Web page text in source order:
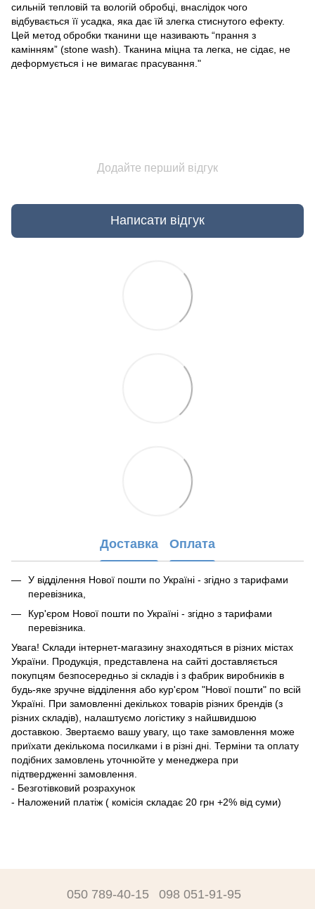
сильній тепловій та вологій обробці, внаслідок чого
відбувається її усадка, яка дає їй злегка стиснутого ефекту.
Цей метод обробки тканини ще називають “прання з
камінням” (stone wash). Тканина міцна та легка, не сідає, не
деформується і не вимагає прасування."
Додайте перший відгук
Написати відгук
Доставка Оплата
У відділення Нової пошти по Україні - згідно з тарифами
перевізника,
Кур'єром Нової пошти по Україні - згідно з тарифами
перевізника.
Увага! Склади інтернет-магазину знаходяться в різних містах
України. Продукція, представлена ​​на сайті доставляється
покупцям безпосередньо зі складів і з фабрик виробників в
будь-яке зручне відділення або кур'єром "Нової пошти" по всій
Україні. При замовленні декількох товарів різних брендів (з
різних складів), налаштуємо логістику з найшвидшою
доставкою. Звертаємо вашу увагу, що таке замовлення може
приїхати декількома посилками і в різні дні. Терміни та оплату
подібних замовлень уточнюйте у менеджера при
підтвердженні замовлення.
- Безготівковий розрахунок
- Наложений платіж ( комісія складає 20 грн +2% від суми)
050 789-40-15 098 051-91-95